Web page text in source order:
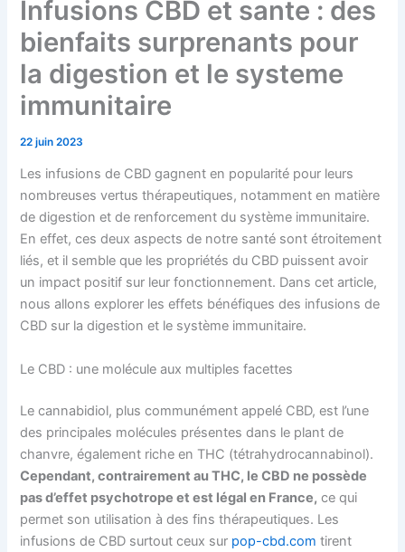
Infusions CBD et sante : des
bienfaits surprenants pour
la digestion et le systeme
immunitaire
22 juin 2023
Les infusions de CBD gagnent en popularité pour leurs
nombreuses vertus thérapeutiques, notamment en matière
de digestion et de renforcement du système immunitaire.
En effet, ces deux aspects de notre santé sont étroitement
liés, et il semble que les propriétés du CBD puissent avoir
un impact positif sur leur fonctionnement. Dans cet article,
nous allons explorer les effets bénéfiques des infusions de
CBD sur la digestion et le système immunitaire.
Le CBD : une molécule aux multiples facettes
Le cannabidiol, plus communément appelé CBD, est l’une
des principales molécules présentes dans le plant de
chanvre, également riche en THC (tétrahydrocannabinol).
Cependant, contrairement au THC, le CBD ne possède
pas d’effet psychotrope et est légal en France, ce qui
permet son utilisation à des fins thérapeutiques. Les
infusions de CBD surtout ceux sur pop-cbd.com tirent